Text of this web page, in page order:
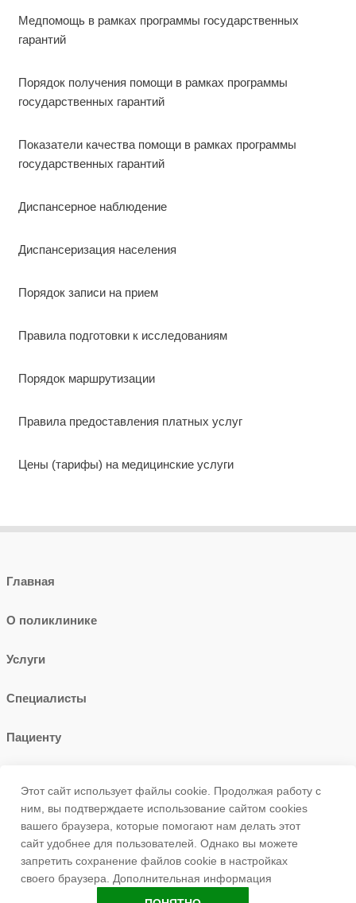
Медпомощь в рамках программы государственных
гарантий
Порядок получения помощи в рамках программы
государственных гарантий
Показатели качества помощи в рамках программы
государственных гарантий
Диспансерное наблюдение
Диспансеризация населения
Порядок записи на прием
Правила подготовки к исследованиям
Порядок маршрутизации
Правила предоставления платных услуг
Цены (тарифы) на медицинские услуги
Главная
О поликлинике
Услуги
Специалисты
Пациенту
+7 (347)272-13-66
450057, г.Уфа, ул. Новомостовая 9
Этот сайт использует файлы cookie. Продолжая работу с
ним, вы подтверждаете использование сайтом cookies
вашего браузера, которые помогают нам делать этот
сайт удобнее для пользователей. Однако вы можете
запретить сохранение файлов cookie в настройках
своего браузера. Дополнительная информация